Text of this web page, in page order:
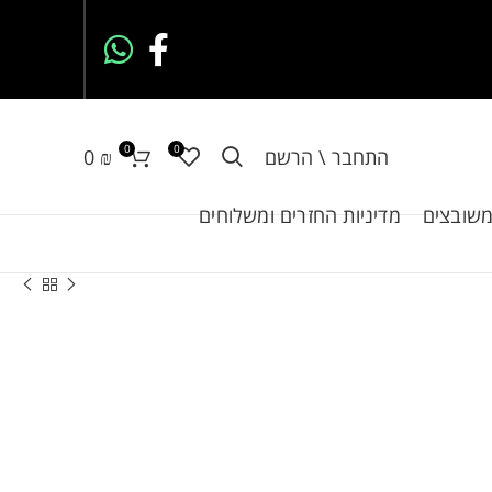
התחבר \ הרשם 0
0
0 ₪
מדיניות החזרים ומשלוחים